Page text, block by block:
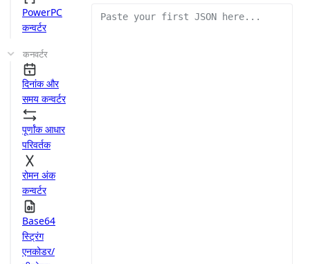
PowerPC
कन्वर्टर
कनवर्टर
दिनांक और
समय कन्वर्टर
पूर्णांक आधार
परिवर्तक
रोमन अंक
कन्वर्टर
Base64
स्ट्रिंग
एनकोडर/